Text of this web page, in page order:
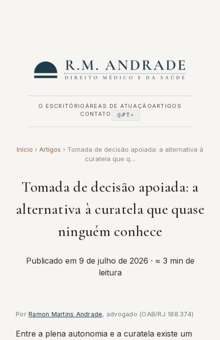
O ESCRITÓRIO ÁREAS DE ATUAÇÃOARTIGOS
CONTATO
PT ▼
Início › Artigos › Tomada de decisão apoiada: a alternativa à
curatela que q…
Tomada de decisão apoiada: a
alternativa à curatela que quase
ninguém conhece
Publicado em 9 de julho de 2026 · ≈ 3 min de
leitura
Por Ramon Martins Andrade, advogado (OAB/RJ 188.374)
Entre a plena autonomia e a curatela existe um